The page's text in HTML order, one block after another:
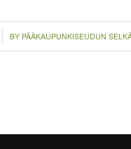
BY PÄÄKAUPUNKISEUDUN